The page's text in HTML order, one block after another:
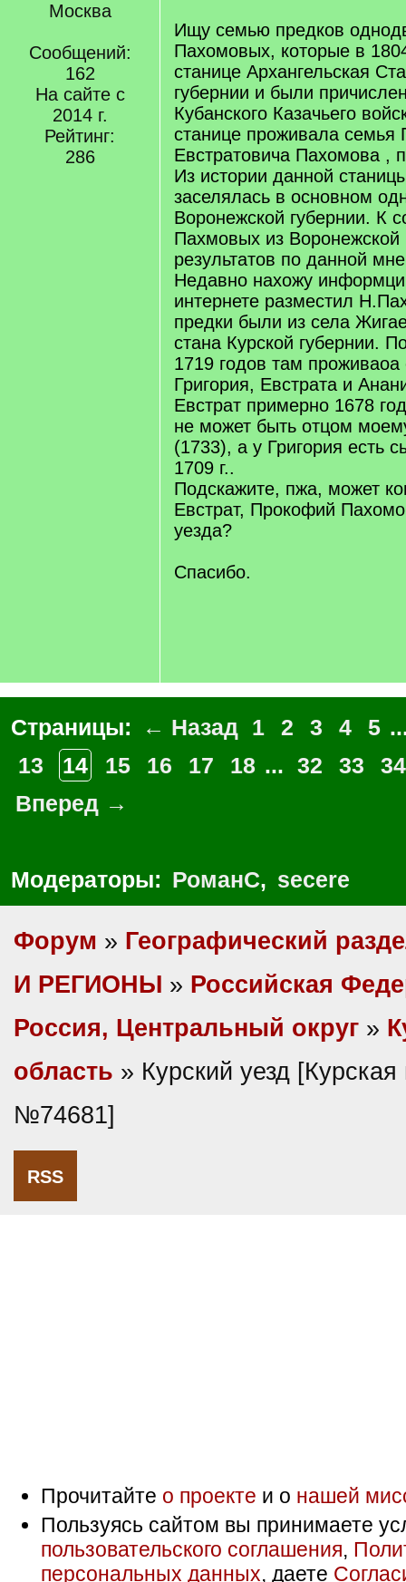
Москва
Сообщений:
162
На сайте с
2014 г.
Рейтинг:
286
Ищу семью предков
Пахомовых, которые в
станице Архангельская
губернии и были
Кубанского Казачьего
станице проживала семья
Евстратовича Пахомова ,
Из истории данной
заселялась в основном
Воронежской губернии. К
Пахмовых из Воронежской
результатов по данной
Недавно нахожу
интернете разместил
предки были из села
стана Курской губернии.
1719 годов там
Григория, Евстрата и
Евстрат примерно 1678
не может быть отцом
(1733), а у Григория есть
1709 г..
Подскажите, пжа, может
Евстрат, Прокофий
уезда?
Спасибо.
Страницы: ← Назад 1 2 3 4 5
13
14 15 16 17 18 ... 32 33
34
Вперед →
Модераторы: РоманС, secere
Форум » Географический
И РЕГИОНЫ » Российская
Россия, Центральный округ »
область » Курский уезд
№74681]
RSS
Прочитайте о проекте и о нашей
Пользуясь сайтом вы принимаете
пользовательского соглашения,
персональных данных, даете